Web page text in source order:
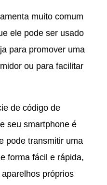
muito comum
ele pode ser usado
para promover uma
ou para facilitar
de código de
seu smartphone é
pode transmitir uma
forma fácil e rápida,
próprios